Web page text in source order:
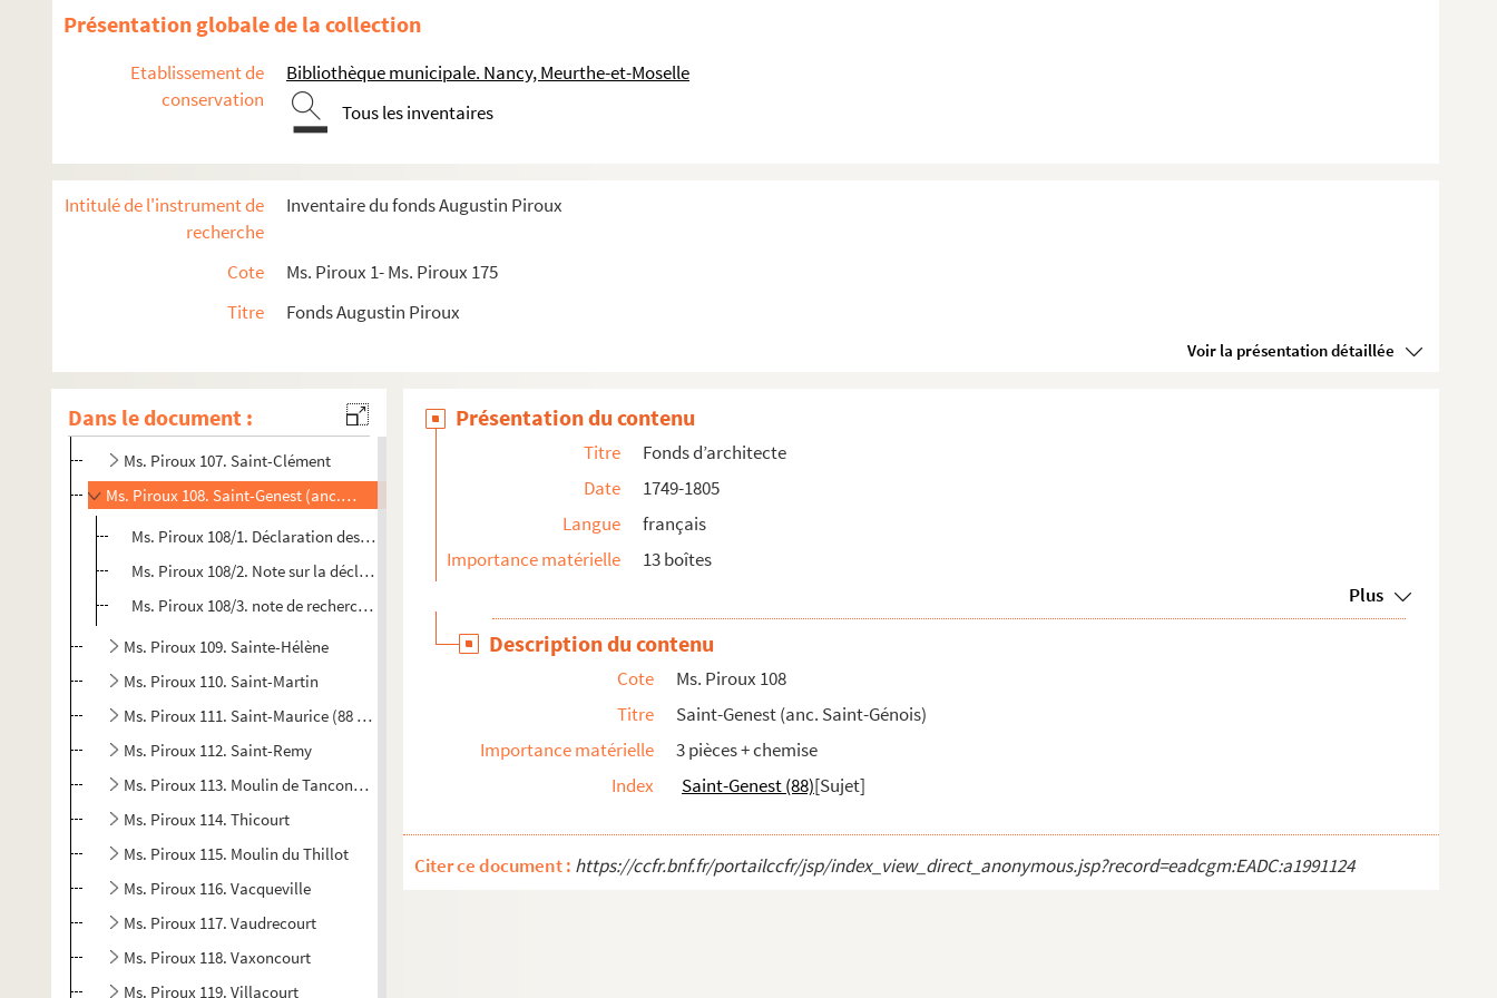
Présentation globale de la collection
Etablissement de
conservation
Bibliothèque municipale. Nancy, Meurthe-et-Moselle
Tous les inventaires
Intitulé de l'instrument de
recherche
Inventaire du fonds Augustin Piroux
Cote
Ms. Piroux 1- Ms. Piroux 175
Titre
Fonds Augustin Piroux
Voir la présentation détaillée
Dans le document :
Ms. Piroux 94. Rambervillers, domaine public (ville)
Ms. Piroux 96. Rehaincourt
Ms. Piroux 97. Rehainviller
Ms. Piroux 99. Repaix
Ms. Piroux 100. Romont
Ms. Piroux 103. Salonne
Ms. Piroux 105. Senones
Ms. Piroux 106. Serres
Ms. Piroux 107. Saint-Clément
Ms. Piroux 108. Saint-Genest (anc. Saint-Génois)
Ms. Piroux 108/1. Déclaration des biens communaux de Saint Génois
Ms. Piroux 108/2. Note sur la déclaration de Saint-Génois à la chambre des comptes
Ms. Piroux 108/3. note de recherches
Ms. Piroux 109. Sainte-Hélène
Ms. Piroux 110. Saint-Martin
Ms. Piroux 111. Saint-Maurice (88 lieu-dit de la commune de Mirecourt ?)
Ms. Piroux 112. Saint-Remy
Ms. Piroux 113. Moulin de Tanconville
Ms. Piroux 114. Thicourt
Ms. Piroux 115. Moulin du Thillot
Ms. Piroux 116. Vacqueville
Ms. Piroux 117. Vaudrecourt
Ms. Piroux 118. Vaxoncourt
Ms. Piroux 119. Villacourt
Présentation du contenu
Titre
Fonds d’architecte
Date
1749-1805
Langue
français
Importance matérielle
13 boîtes
Plus
Description du contenu
Cote
Ms. Piroux 108
Titre
Saint-Genest (anc. Saint-Génois)
Importance matérielle
3 pièces + chemise
Index
Saint-Genest (88)[Sujet]
Citer ce document : https://ccfr.bnf.fr/portailccfr/jsp/index_view_direct_anonymous.jsp?record=eadcgm:EADC:a1991124